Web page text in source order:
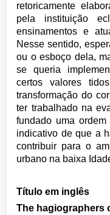
retoricamente
pela instituição
ensinamentos e
Nesse sentido,
ou o esboço dela,
se queria
certos valores
transformação do
ter trabalhado na
fundado uma
indicativo de que a
contribuir para o
urbano na baixa
Título em inglês
The hagiographers